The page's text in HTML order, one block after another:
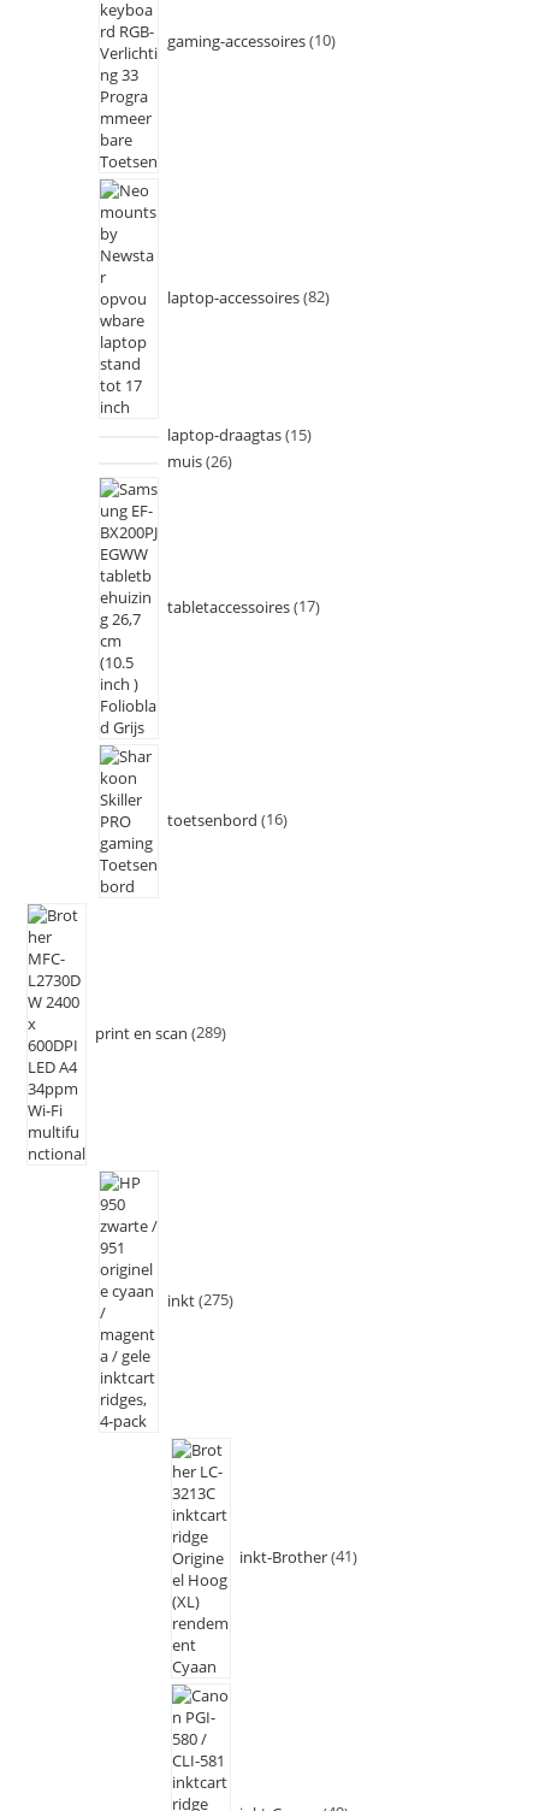
gaming-accessoires 10
laptop-accessoires 82
laptop-draagtas 15
muis 26
tabletaccessoires 17
toetsenbord 16
print en scan 289
inkt 275
inkt-Brother 41